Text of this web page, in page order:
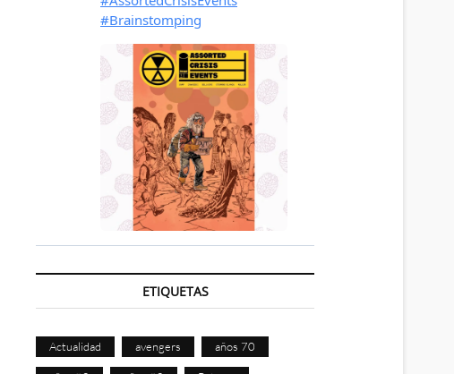
ETIQUETAS
Actualidad avengers años 70